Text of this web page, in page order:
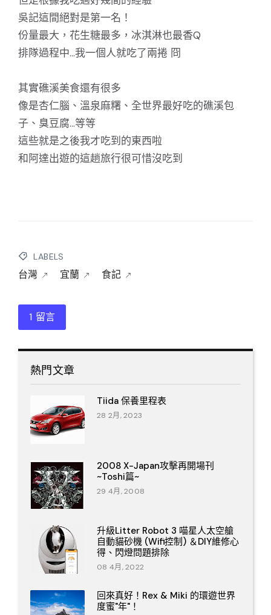
吳記這間絕對是第一名！
份量最大，花生糖最多，冰淇淋也最香Q
排隊過程中…我一個人就吃了兩捲 冏
其實礁溪美食還有很多
像是杏仁腦、溫泉麻糬、全世界最好吃的礁溪包
子、臭豆腐…等等
這些就是之後我才吃到的東西啦
和阿達出遊的這趟旅行很可惜沒吃到
LABELS
台灣 宜蘭 食記
1 留言
熱門文章
Tiida 保養里程表
28 2月, 2023
2008 X-Japan攻擊再開場刊
~Toshi篇~
29 4月, 2008
升級Litter Robot 3 喵星人太空艙
自動貓砂機 (Wifi控制) ＆DIY維修心
得、閃燈問題排除
08 4月, 2022
回來真好！Rex & Miki 的環遊世界
度蜜"年"！